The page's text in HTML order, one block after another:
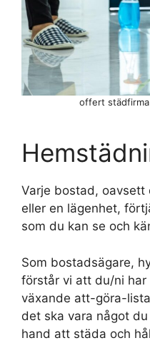
offert
Varje bostad, oavsett
eller en lägenhet,
som du kan se och
Som bostadsägare,
förstår vi att du/ni
växande att-göra-
det ska vara något
hand att städa och